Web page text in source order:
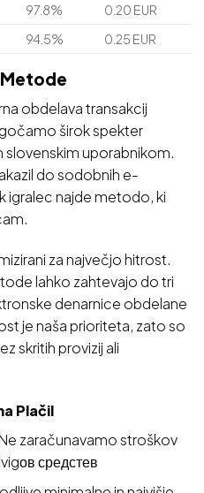
97.8%
0.20 EUR
94.5% 0.25 EUR
obdelava transakcij
širok spekter
slovenskim uporabnikom.
do sodobnih e-
igralec najde metodo, ki
za največjo hitrost.
lahko zahtevajo do tri
denarnice obdelane
je naša prioriteta, zato so
skritih provizij ali
Plačil
zaračunavamo stroškov
средстев